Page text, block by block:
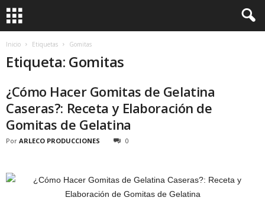
Inicio Etiquetas Gomitas
Etiqueta: Gomitas
¿Cómo Hacer Gomitas de Gelatina
Caseras?: Receta y Elaboración de
Gomitas de Gelatina
Por ARLECO PRODUCCIONES 0